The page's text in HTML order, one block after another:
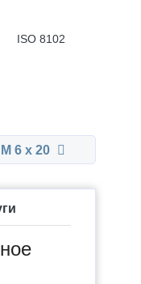
ISO 8102
М 6 x 20